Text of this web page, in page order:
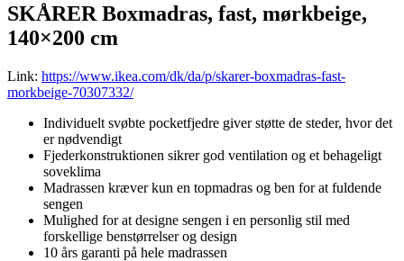
SKÅRER Boxmadras, fast, mørkbeige,
140×200 cm
Link: https://www.ikea.com/dk/da/p/skarer-boxmadras-fast-
morkbeige-70307332/
Individuelt svøbte pocketfjedre giver støtte de steder, hvor det
er nødvendigt
Fjederkonstruktionen sikrer god ventilation og et behageligt
soveklima
Madrassen kræver kun en topmadras og ben for at fuldende
sengen
Mulighed for at designe sengen i en personlig stil med
forskellige benstørrelser og design
10 års garanti på hele madrassen